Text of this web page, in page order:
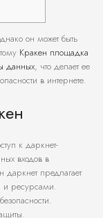
он может быть
Кракен площадка
данных, что делает ее
в интернете.
к даркнет-
входов в
даркнет предлагает
и ресурсами.